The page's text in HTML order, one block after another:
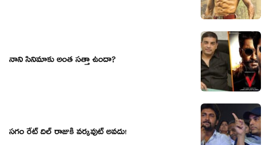
నాని సినిమాకు అంత సత్తా ఉందా?
సగం రేట్ దిల్ రాజుకి వర్కవుట్ అవదు!